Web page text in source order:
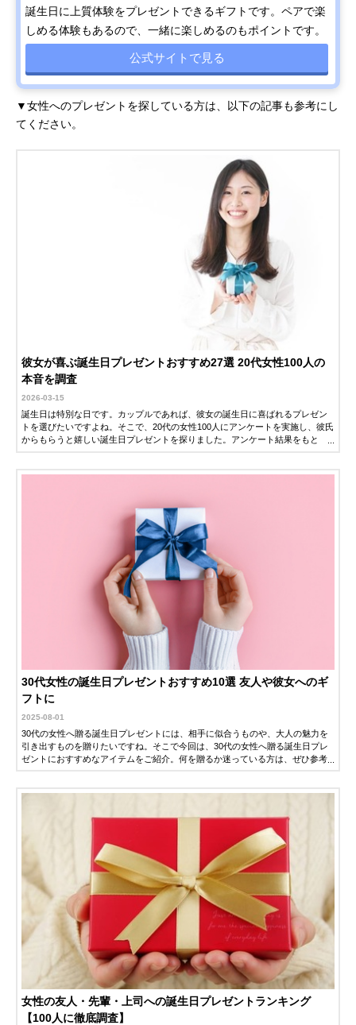
誕生日に上質体験をプレゼントできるギフトです。ペアで楽
しめる体験もあるので、一緒に楽しめるのもポイントです。
公式サイトで見る
▼女性へのプレゼントを探している方は、以下の記事も参考にし
てください。
彼女が喜ぶ誕生日プレゼントおすすめ27選 20代女性100人の
本音を調査
2026-03-15
誕生日は特別な日です。カップルであれば、彼女の誕生日に喜ばれるプレゼン
トを選びたいですよね。そこで、20代の女性100人にアンケートを実施し、彼氏
からもらうと嬉しい誕生日プレゼントを探りました。アンケート結果をもと
たので、きっと彼女の心をつかむ一品が見つかるはずです。
30代女性の誕生日プレゼントおすすめ10選 友人や彼女へのギ
フトに
2025-08-01
30代の女性へ贈る誕生日プレゼントには、相手に似合うものや、大人の魅力を
引き出すものを贈りたいですね。そこで今回は、30代の女性へ贈る誕生日プレ
ゼントにおすすめなアイテムをご紹介。何を贈るか迷っている方は、ぜひ参考
女性の友人・先輩・上司への誕生日プレゼントランキング
【100人に徹底調査】